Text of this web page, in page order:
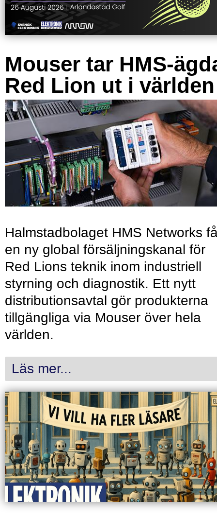
Mouser tar HMS-
Red Lion ut i världen
Halmstadbolaget HMS Networks
en ny global försäljningskanal för
Red Lions teknik inom industriell
styrning och diagnostik. Ett nytt
distributionsavtal gör produkterna
tillgängliga via Mouser över hela
världen.
Läs mer...